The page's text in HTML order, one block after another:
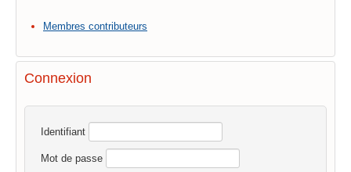
Membres contributeurs
Connexion
Identifiant
Mot de passe